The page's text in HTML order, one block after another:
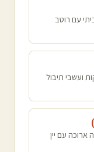
עם רוטב
ועשבי תיבול
)
ארוכה עם יין